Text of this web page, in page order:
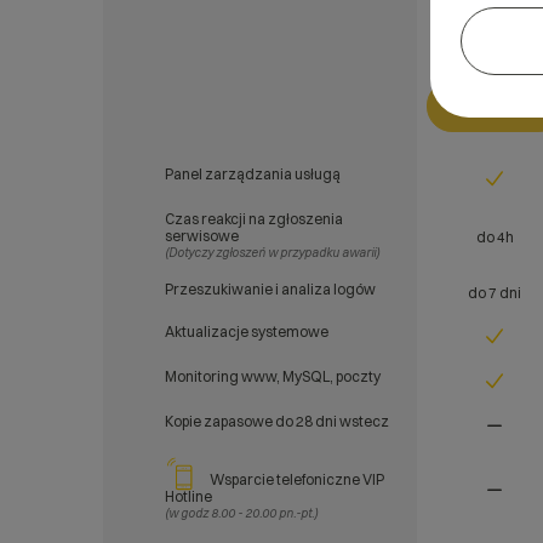
249
Panel zarządzania usługą
Czas reakcji na zgłoszenia
serwisowe
(Dotyczy zgłoszeń w przypadku awarii)
do 4h
Przeszukiwanie i analiza logów do 7 dni
Aktualizacje systemowe
Monitoring www, MySQL, poczty
Kopie zapasowe do 28 dni wstecz
Wsparcie telefoniczne VIP
Hotline
(w godz 8.00 - 20.00 pn.-pt.)